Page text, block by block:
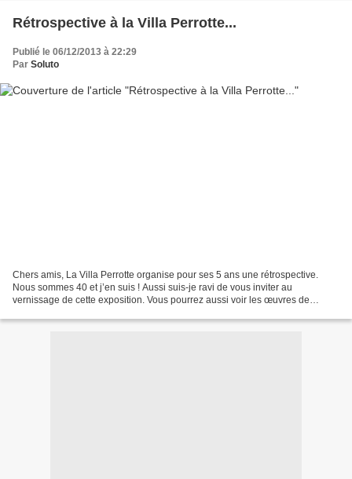
Rétrospective à la Villa Perrotte...
Publié le 06/12/2013 à 22:29
Par Soluto
Chers amis, La Villa Perrotte organise pour ses 5 ans une rétrospective.
Nous sommes 40 et j’en suis ! Aussi suis-je ravi de vous inviter au
vernissage de cette exposition. Vous pourrez aussi voir les œuvres de